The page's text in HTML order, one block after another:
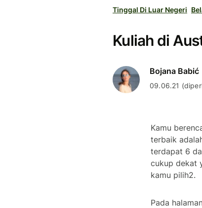
Tinggal Di Luar Negeri
Kuliah di
Bojana Babić
09.06.21
Kamu
terbaik
terdapat 6
cukup dekat
kamu pilih2.
Pada